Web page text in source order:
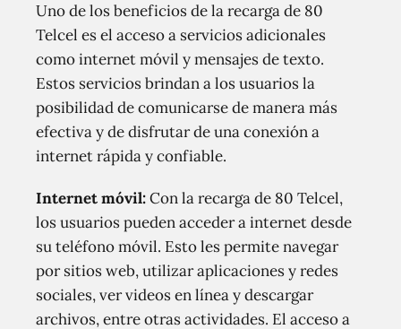
Uno de los beneficios de la recarga de 80
Telcel es el acceso a servicios adicionales
como internet móvil y mensajes de texto.
Estos servicios brindan a los usuarios la
posibilidad de comunicarse de manera más
efectiva y de disfrutar de una conexión a
internet rápida y confiable.
Internet móvil:Con la recarga de 80 Telcel,
los usuarios pueden acceder a internet desde
su teléfono móvil. Esto les permite navegar
por sitios web, utilizar aplicaciones y redes
sociales, ver videos en línea y descargar
archivos, entre otras actividades. El acceso a